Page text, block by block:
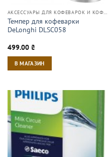
АКСЕССУАРЫ ДЛЯ КОФЕВАРОК И КОФЕМАШИН
Темпер для кофеварки
DeLonghi DLSC058
499.00 ₴
В МАГАЗИН